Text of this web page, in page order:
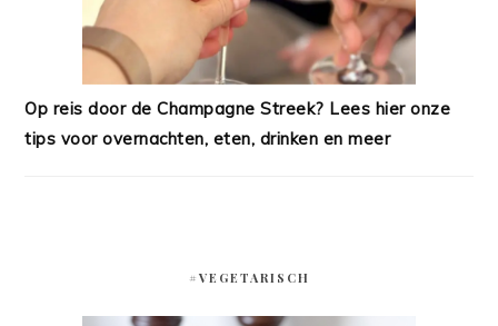
Op reis door de Champagne Streek? Lees hier onze
tips voor overnachten, eten, drinken en meer
#VEGETARISCH